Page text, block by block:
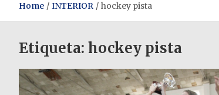
Home INTERIOR hockey pista
Etiqueta: hockey pista